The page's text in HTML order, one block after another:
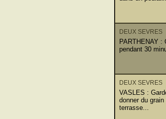
DEUX SEVRES
PARTHENAY :
pendant 30
DEUX SEVRES
VASLES :
donner du
terrasse...